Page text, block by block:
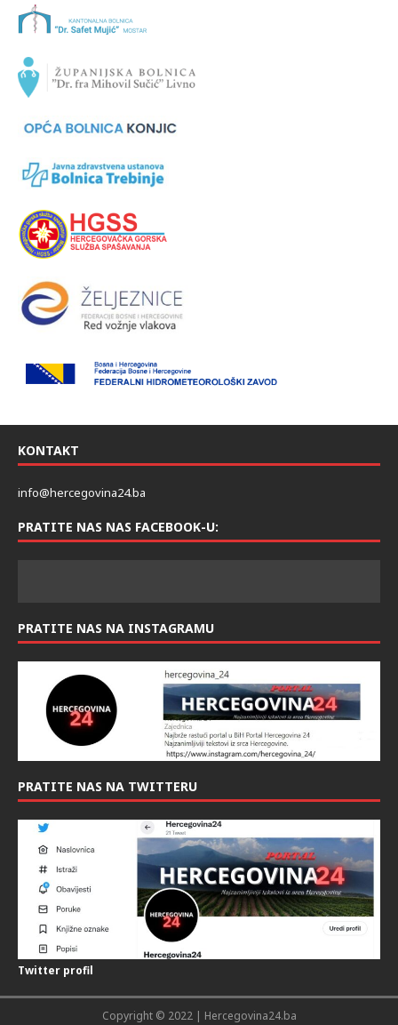
KONTAKT
info@hercegovina24.ba
PRATITE NAS NAS FACEBOOK-U:
PRATITE NAS NA INSTAGRAMU
PRATITE NAS NA TWITTERU
Twitter profil
Copyright © 2022 | Hercegovina24.ba